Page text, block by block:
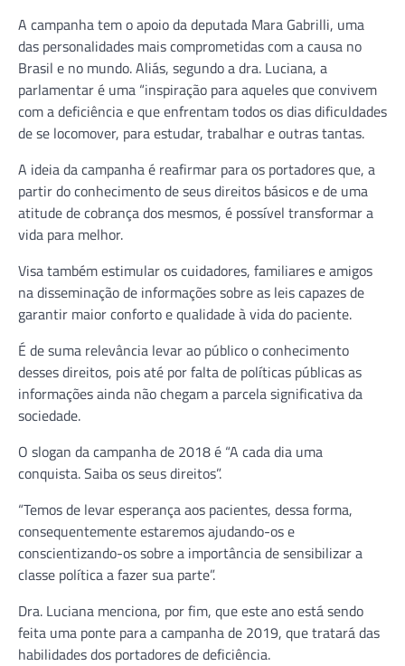
A campanha tem o apoio da deputada Mara Gabrilli, uma
das personalidades mais comprometidas com a causa no
Brasil e no mundo. Aliás, segundo a dra. Luciana, a
parlamentar é uma “inspiração para aqueles que convivem
com a deficiência e que enfrentam todos os dias dificuldades
de se locomover, para estudar, trabalhar e outras tantas.
A ideia da campanha é reafirmar para os portadores que, a
partir do conhecimento de seus direitos básicos e de uma
atitude de cobrança dos mesmos, é possível transformar a
vida para melhor.
Visa também estimular os cuidadores, familiares e amigos
na disseminação de informações sobre as leis capazes de
garantir maior conforto e qualidade à vida do paciente.
É de suma relevância levar ao público o conhecimento
desses direitos, pois até por falta de políticas públicas as
informações ainda não chegam a parcela significativa da
sociedade.
O slogan da campanha de 2018 é “A cada dia uma
conquista. Saiba os seus direitos”.
“Temos de levar esperança aos pacientes, dessa forma,
consequentemente estaremos ajudando-os e
conscientizando-os sobre a importância de sensibilizar a
classe política a fazer sua parte”.
Dra. Luciana menciona, por fim, que este ano está sendo
feita uma ponte para a campanha de 2019, que tratará das
habilidades dos portadores de deficiência.